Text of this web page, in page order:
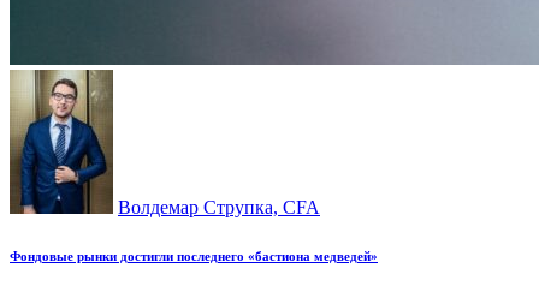
Волдемар Струпка, CFA
Фондовые рынки достигли последнего «бастиона медведей»